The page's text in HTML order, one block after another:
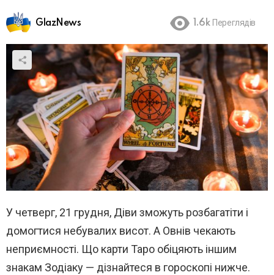
GlazNews 1.6k Переглядів
У четверг, 21 грудня, Діви зможуть розбагатіти і
домогтися небувалих висот. А Овнів чекають
неприємності. Що карти Таро обіцяють іншим
знакам Зодіаку — дізнайтеся в гороскопі нижче.